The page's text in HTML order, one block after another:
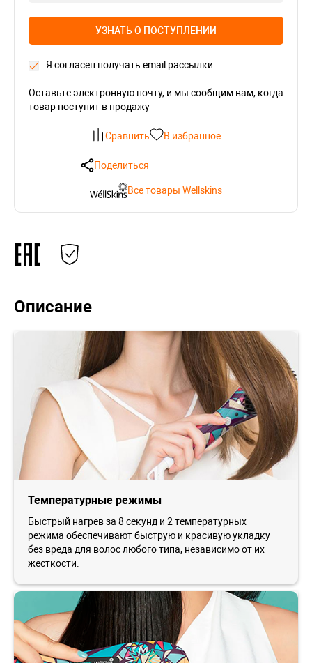
УЗНАТЬ О ПОСТУПЛЕНИИ
Я согласен получать email рассылки
Оставьте электронную почту, и мы сообщим вам, когда
товар поступит в продажу
Сравнить В избранное
Поделиться
Все товары Wellskins
Описание
Температурные режимы
Быстрый нагрев за 8 секунд и 2 температурных
режима обеспечивают быструю и красивую укладку
без вреда для волос любого типа, независимо от их
жесткости.